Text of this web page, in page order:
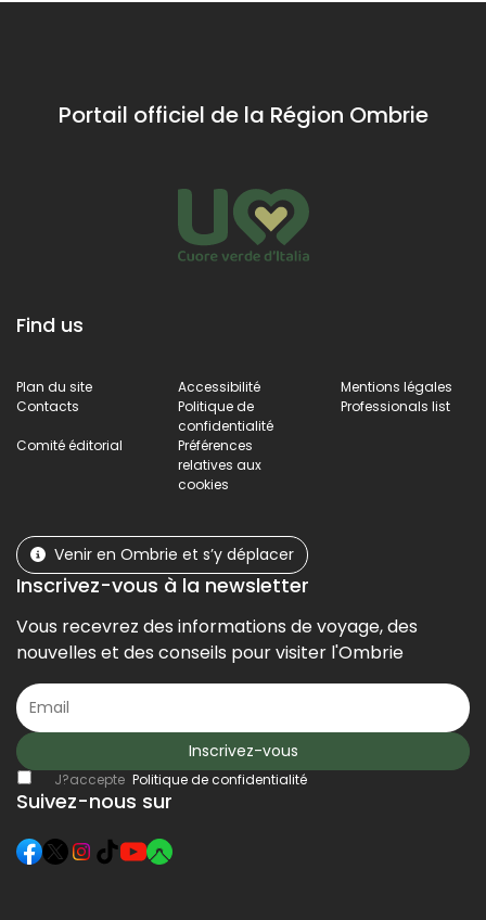
Portail officiel de la Région Ombrie
Find us
Plan du site Accessibilité
Mentions légales
Contacts
Politique de
confidentialité
Professionals list
Comité éditorial
Préférences
relatives aux
cookies
Venir en Ombrie et s’y déplacer
Inscrivez-vous à la newsletter
Vous recevrez des informations de voyage, des
nouvelles et des conseils pour visiter l'Ombrie
Inscrivez-vous
J?accepte Politique de confidentialité
Suivez-nous sur